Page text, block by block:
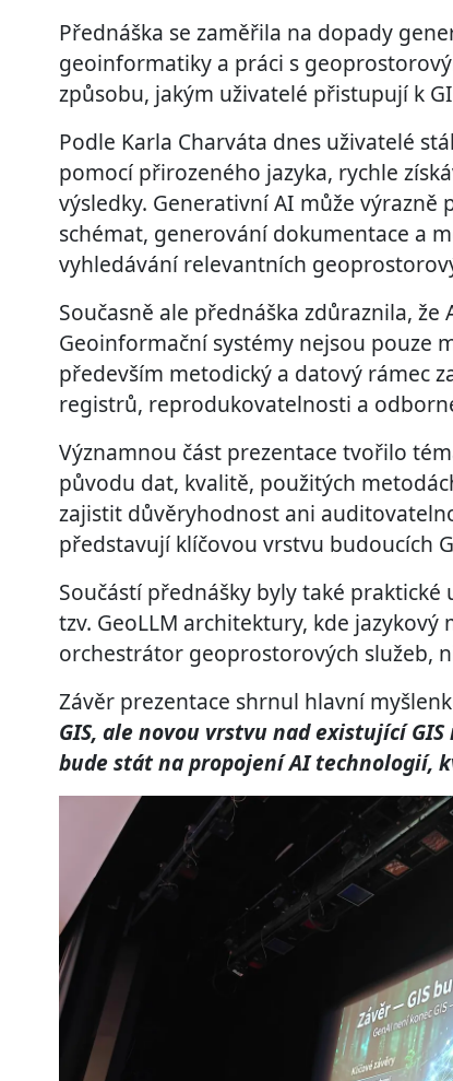
Přednáška se zaměřila na dopady
geoinformatiky a práci s
způsobu, jakým uživatelé přistupují k
Podle Karla Charváta dnes uživatelé
pomocí přirozeného jazyka, rychle
výsledky. Generativní AI může
schémat, generování dokumentace a
vyhledávání relevantních
Současně ale přednáška zdůraznila,
Geoinformační systémy nejsou pouze
především metodický a datový rámec
registrů, reprodukovatelnosti a
Významnou část prezentace tvořilo
původu dat, kvalitě, použitých
zajistit důvěryhodnost ani
představují klíčovou vrstvu budoucích
Součástí přednášky byly také
tzv. GeoLLM architektury, kde
orchestrátor geoprostorových služeb,
Závěr prezentace shrnul hlavní
GIS, ale novou vrstvu nad existující
bude stát na propojení AI technologií,